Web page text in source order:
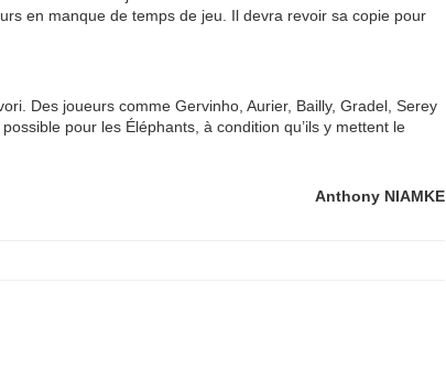
en manque de temps de jeu. Il devra revoir sa copie pour
Des joueurs comme Gervinho, Aurier, Bailly, Gradel, Serey
pour les Éléphants, à condition qu’ils y mettent le
Anthony NIAMKE